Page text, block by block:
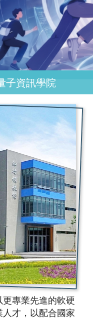
子資訊學院
專業先進的軟硬
才，以配合國家